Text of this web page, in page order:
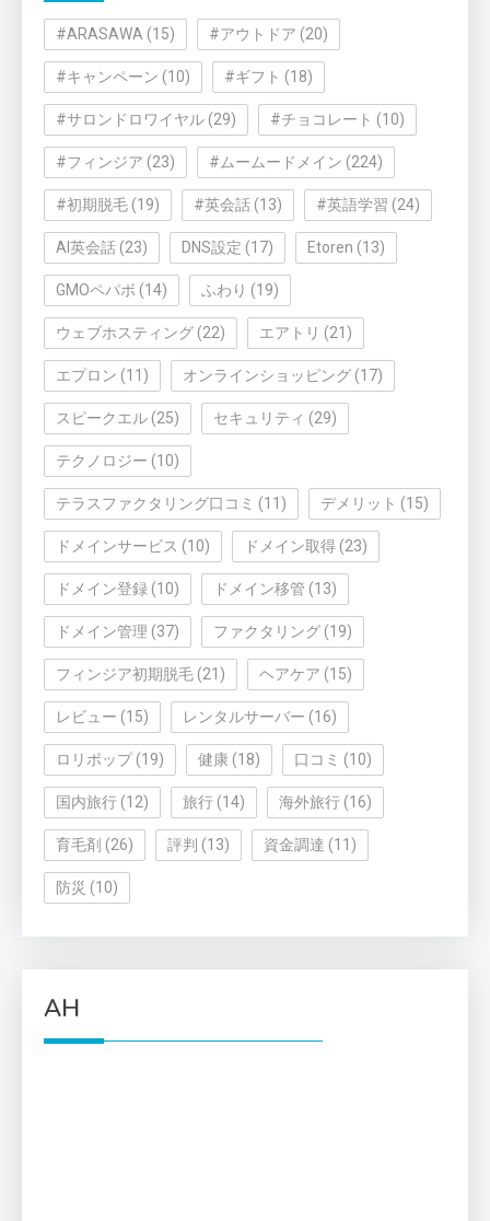
#ARASAWA (15) #アウトドア (20)
#キャンペーン (10) #ギフト (18)
#サロンドロワイヤル (29) #チョコレート (10)
#フィンジア (23) #ムームードメイン (224)
#初期脱毛 (19) #英会話 (13) #英語学習 (24)
AI英会話 (23) DNS設定 (17) Etoren (13)
GMOペパボ (14) ふわり (19)
ウェブホスティング (22) エアトリ (21)
エプロン (11) オンラインショッピング (17)
スピークエル (25) セキュリティ (29)
テクノロジー (10)
テラスファクタリング口コミ (11) デメリット (15)
ドメインサービス (10) ドメイン取得 (23)
ドメイン登録 (10) ドメイン移管 (13)
ドメイン管理 (37) ファクタリング (19)
フィンジア初期脱毛 (21) ヘアケア (15)
レビュー (15) レンタルサーバー (16)
ロリポップ(19) 健康 (18) 口コミ (10)
国内旅行 (12) 旅行 (14) 海外旅行 (16)
育毛剤 (26) 評判 (13) 資金調達 (11)
防災 (10)
AH